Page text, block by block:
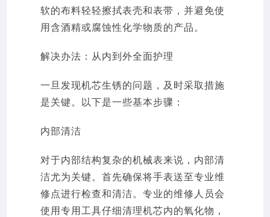
软的布料轻轻擦拭表壳和表带，并避免使
用含酒精或腐蚀性化学物质的产品。
解决办法：从内到外全面护理
一旦发现机芯生锈的问题，及时采取措施
是关键。以下是一些基本步骤：
内部清洁
对于内部结构复杂的机械表来说，内部清
洁尤为关键。首先确保将手表送至专业维
修点进行检查和清洁。专业的维修人员会
使用专用工具仔细清理机芯内的氧化物，